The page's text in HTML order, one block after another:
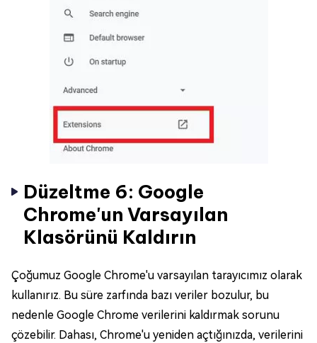
Düzeltme 6: Google
Chrome'un Varsayılan
Klasörünü Kaldırın
Çoğumuz Google Chrome'u varsayılan tarayıcımız olarak
kullanırız. Bu süre zarfında bazı veriler bozulur, bu
nedenle Google Chrome verilerini kaldırmak sorunu
çözebilir. Dahası, Chrome'u yeniden açtığınızda, verilerini